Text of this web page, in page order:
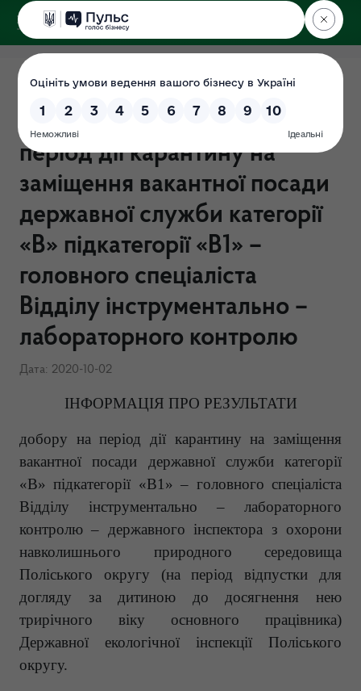
ДЕРЖЕКОІНСПЕКЦІЯ
Поліського округу
ІНФОРМАЦІЯ ПРО
РЕЗУЛЬТАТИ добору на
період дії карантину на
заміщення вакантної посади
державної служби категорії
«В» підкатегорії «В1» –
головного спеціаліста
Відділу інструментально –
лабораторного контролю
Дата: 2020-10-02
ІНФОРМАЦІЯ ПРО РЕЗУЛЬТАТИ
добору на період дії карантину на заміщення
вакантної посади державної служби категорії
«В» підкатегорії «В1» – головного спеціаліста
Відділу інструментально – лабораторного
контролю – державного інспектора з охорони
навколишнього природного середовища
Поліського округу (на період відпустки для
догляду за дитиною до досягнення нею
трирічного віку основного працівника)
Державної екологічної інспекції Поліського
округу.